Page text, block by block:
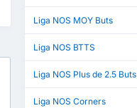
Liga NOS MOY Buts
Liga NOS BTTS
Liga NOS Plus de 2.5 Buts
Liga NOS Corners